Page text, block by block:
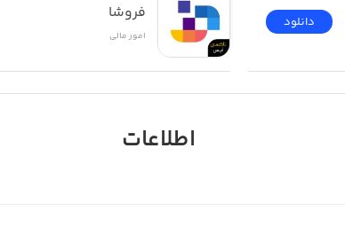
دانلود فروشا
امور ‌مالی
اطلاعات